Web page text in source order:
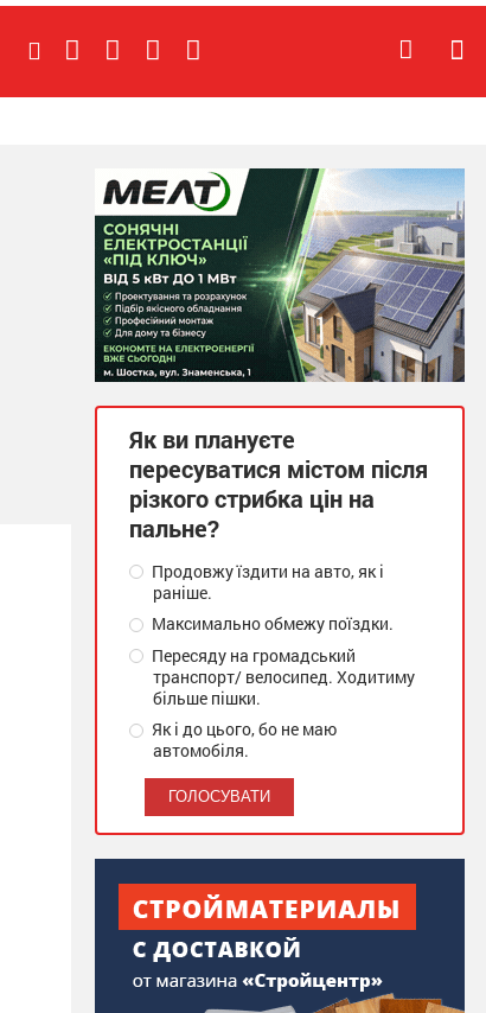
Як ви плануєте
пересуватися містом після
різкого стрибка цін на
пальне?
Продовжу їздити на авто, як і
раніше.
Максимально обмежу поїздки.
Пересяду на громадський
транспорт/ велосипед. Ходитиму
більше пішки.
Як і до цього, бо не маю
автомобіля.